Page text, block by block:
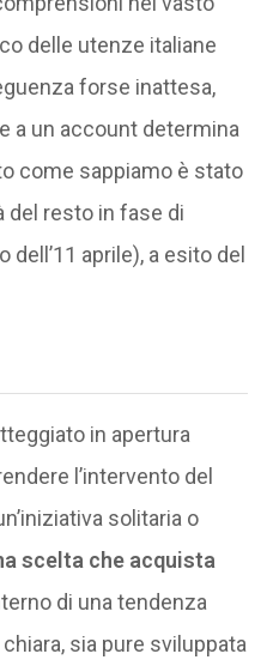
delle utenze italiane
forse inattesa,
a un account determina
come sappiamo è stato
del resto in fase di
aprile), a esito del
in apertura
l’intervento del
solitaria o
scelta che acquista
di una tendenza
sia pure sviluppata